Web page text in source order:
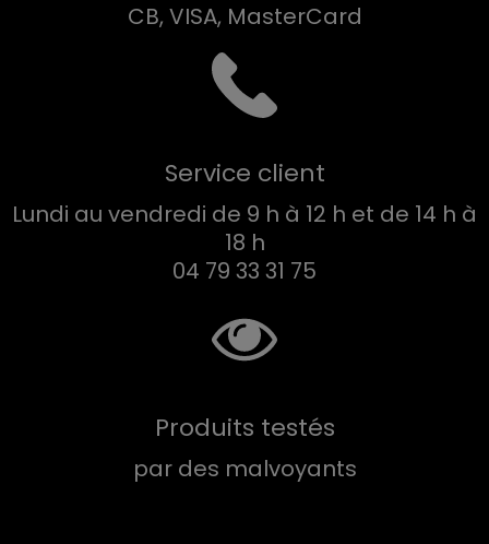
CB, VISA, MasterCard
Service client
Lundi au vendredi de 9 h à 12 h et de 14 h à
18 h
04 79 33 31 75
Produits testés
par des malvoyants